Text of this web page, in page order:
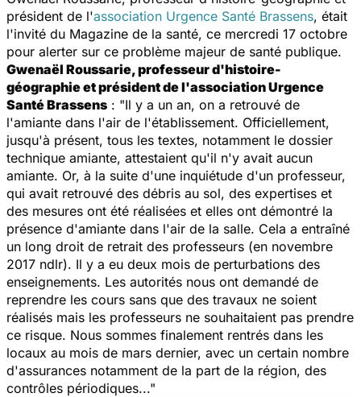
président de l'association Urgence Santé Brassens, était
l'invité du Magazine de la santé, ce mercredi 17 octobre
pour alerter sur ce problème majeur de santé publique.
Gwenaël Roussarie, professeur d'histoire-
géographie et président de l'association Urgence
Santé Brassens : "Il y a un an, on a retrouvé de
l'amiante dans l'air de l'établissement. Officiellement,
jusqu'à présent, tous les textes, notamment le dossier
technique amiante, attestaient qu'il n'y avait aucun
amiante. Or, à la suite d'une inquiétude d'un professeur,
qui avait retrouvé des débris au sol, des expertises et
des mesures ont été réalisées et elles ont démontré la
présence d'amiante dans l'air de la salle. Cela a entraîné
un long droit de retrait des professeurs (en novembre
2017 ndlr). Il y a eu deux mois de perturbations des
enseignements. Les autorités nous ont demandé de
reprendre les cours sans que des travaux ne soient
réalisés mais les professeurs ne souhaitaient pas prendre
ce risque. Nous sommes finalement rentrés dans les
locaux au mois de mars dernier, avec un certain nombre
d'assurances notamment de la part de la région, des
contrôles périodiques..."